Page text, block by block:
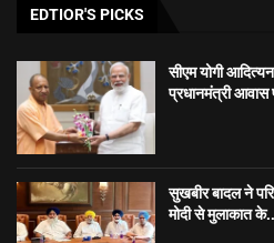
EDTIOR'S PICKS
सीएम योगी
प्रधानमंत्री आवास
सुखबीर बादल ने
मोदी से मुलाकात